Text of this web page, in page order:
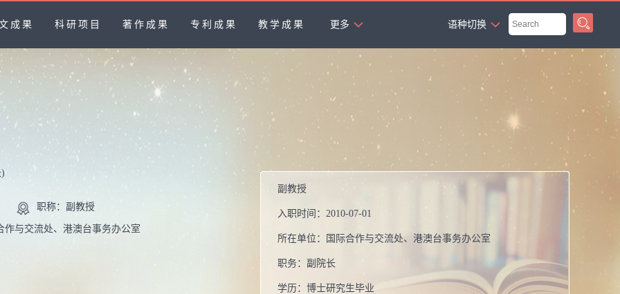
成果 科研项目 著作成果 专利成果 教学成果 更多
语种切换
职称：副教授
作与交流处、港澳台事务办公室
副教授
入职时间： 2010-07-01
所在单位： 国际合作与交流处、港澳台事务办公室
职务： 副院长
学历： 博士研究生毕业